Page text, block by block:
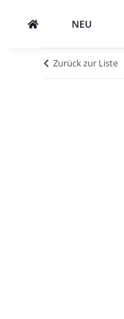
NEU
Zurück zur Liste